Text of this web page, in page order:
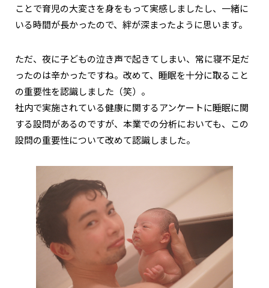
ことで育児の大変さを身をもって実感しましたし、一緒に
いる時間が長かったので、絆が深まったように思います。
ただ、夜に子どもの泣き声で起きてしまい、常に寝不足だ
ったのは辛かったですね。改めて、睡眠を十分に取ること
の重要性を認識しました（笑）。
社内で実施されている健康に関するアンケートに睡眠に関
する設問があるのですが、本業での分析においても、この
設問の重要性について改めて認識しました。